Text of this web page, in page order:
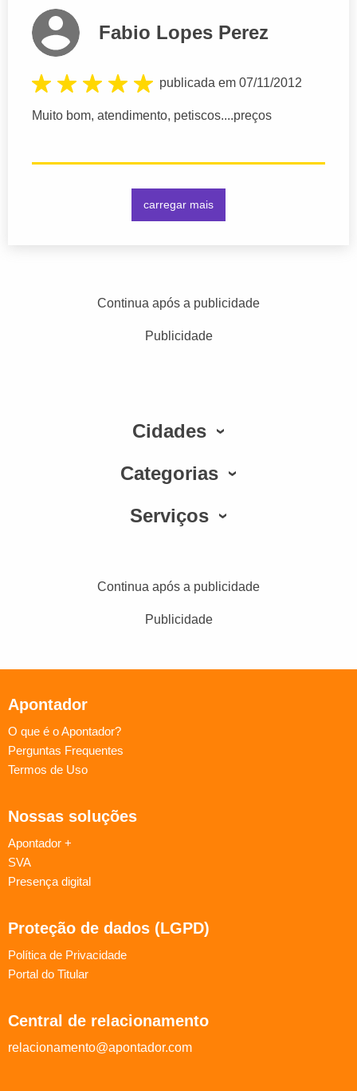
Fabio Lopes Perez
publicada em 07/11/2012
Muito bom, atendimento, petiscos....preços
carregar mais
Continua após a publicidade
Publicidade
Cidades
Categorias
Serviços
Continua após a publicidade
Publicidade
Apontador
O que é o Apontador?
Perguntas Frequentes
Termos de Uso
Nossas soluções
Apontador +
SVA
Presença digital
Proteção de dados (LGPD)
Política de Privacidade
Portal do Titular
Central de relacionamento
relacionamento@apontador.com